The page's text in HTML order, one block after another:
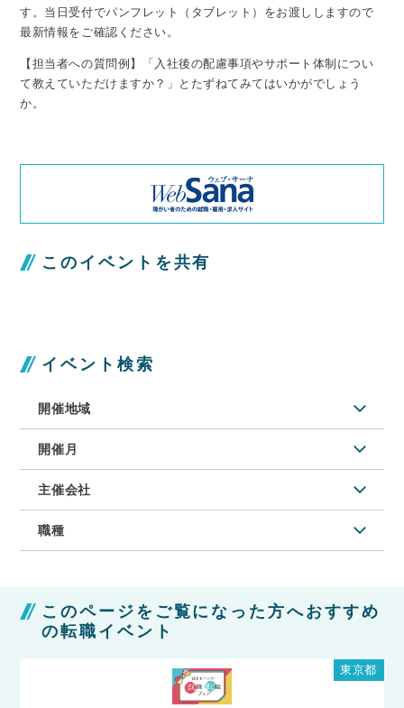
す。当日受付でパンフレット（タブレット）をお渡ししますので
最新情報をご確認ください。
【担当者への質問例】「入社後の配慮事項やサポート体制につい
て教えていただけますか？」とたずねてみてはいかがでしょう
か。
このイベントを共有
イベント検索
開催地域
開催月
主催会社
職種
このページをご覧になった方へおすすめ
の転職イベント
東京都